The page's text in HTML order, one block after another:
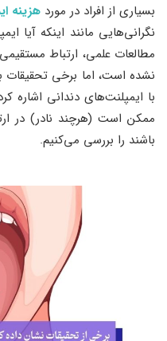
بسیاری از افراد در مورد هزینه
نگرانی‌هایی مانند اینکه آیا
مطالعات علمی، ارتباط
نشده است، اما برخی تحقیقات
با ایمپلنت‌های دندانی اشاره
ممکن است (هرچند نادر) در
باشند را بررسی می‌کنیم.